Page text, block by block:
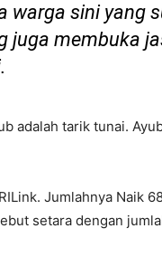
warga sini yang
juga membuka
adalah tarik tunai.
Jumlahnya Naik
setara dengan